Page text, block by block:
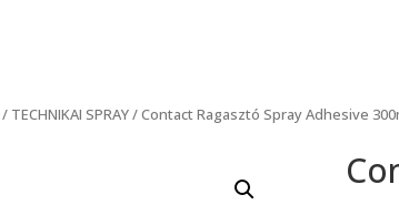
/ TECHNIKAI SPRAY/ Contact Ragasztó Spray Adhesive